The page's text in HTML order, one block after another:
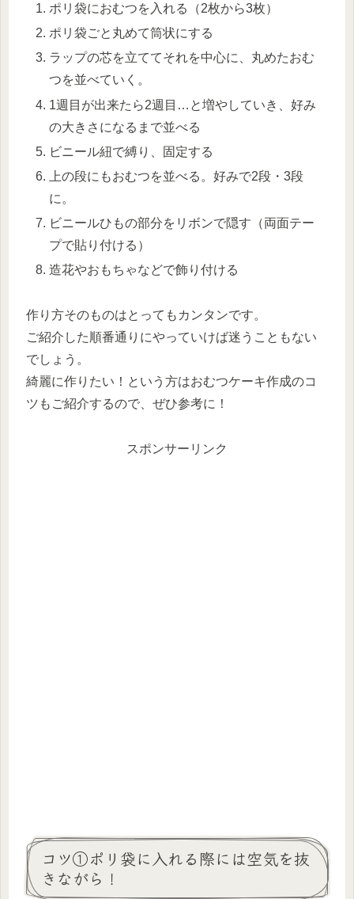
ポリ袋におむつを入れる（2枚から3枚）
ポリ袋ごと丸めて筒状にする
ラップの芯を立ててそれを中心に、丸めたおむ
つを並べていく。
1週目が出来たら2週目…と増やしていき、好み
の大きさになるまで並べる
ビニール紐で縛り、固定する
上の段にもおむつを並べる。好みで2段・3段
に。
ビニールひもの部分をリボンで隠す（両面テー
プで貼り付ける）
造花やおもちゃなどで飾り付ける
作り方そのものはとってもカンタンです。
ご紹介した順番通りにやっていけば迷うこともない
でしょう。
綺麗に作りたい！という方はおむつケーキ作成のコ
ツもご紹介するので、ぜひ参考に！
スポンサーリンク
コツ①ポリ袋に入れる際には空気を抜
きながら！